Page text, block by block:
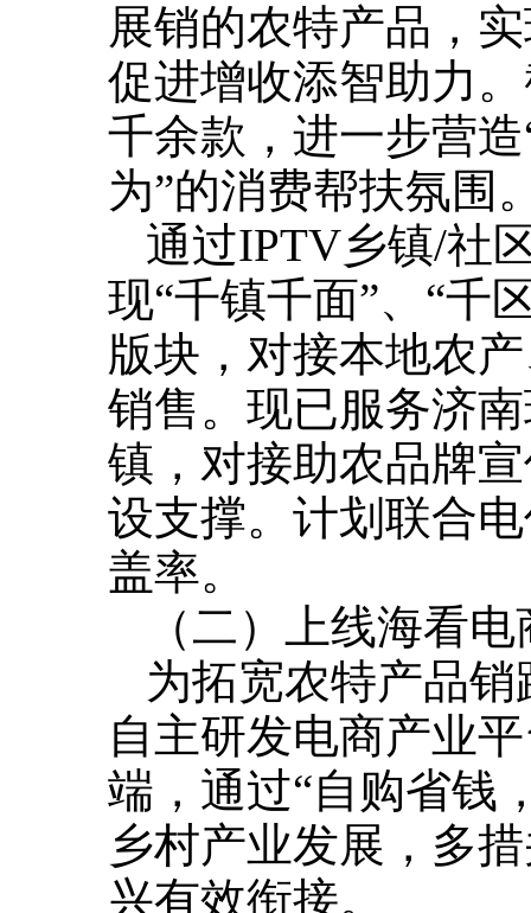
展销的农特产品，
促进增收添智助力
千余款，进一步营
为”的消费帮扶氛围
通过IPTV乡镇/社
现“千镇千面”、“千
版块，对接本地农
销售。现已服务济
镇，对接助农品牌
设支撑。计划联合
盖率。
（二）上线海看
为拓宽农特产品
自主研发电商产业
端，通过“自购省钱
乡村产业发展，多
兴有效衔接。